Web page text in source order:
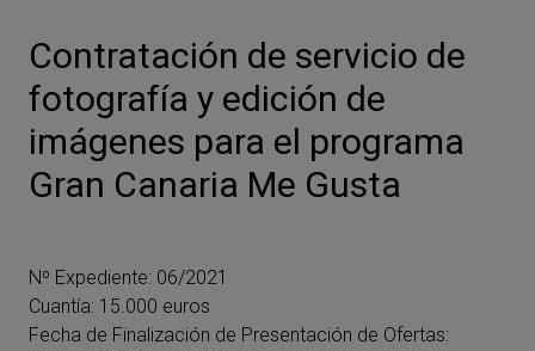
Contratación de servicio de
fotografía y edición de
imágenes para el programa
Gran Canaria Me Gusta
Nº Expediente: 06/2021
Cuantía: 15.000 euros
Fecha de Finalización de Presentación de Ofertas: